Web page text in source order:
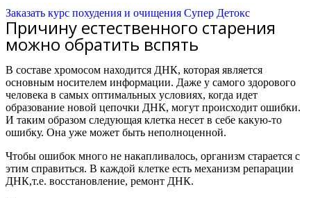
Заказать курс похудения и очищения Супер Детокс
Причину естественного старения
можно обратить вспять
В составе хромосом находится ДНК, которая является
основным носителем информации. Даже у самого здорового
человека в самых оптимальных условиях, когда идет
образование новой цепочки ДНК, могут происходит ошибки.
И таким образом следующая клетка несет в себе какую-то
ошибку. Она уже может быть неполноценной.
Чтобы ошибок много не накапливалось, организм старается с
этим справиться. В каждой клетке есть механизм репарации
ДНК,т.е. восстановление, ремонт ДНК.